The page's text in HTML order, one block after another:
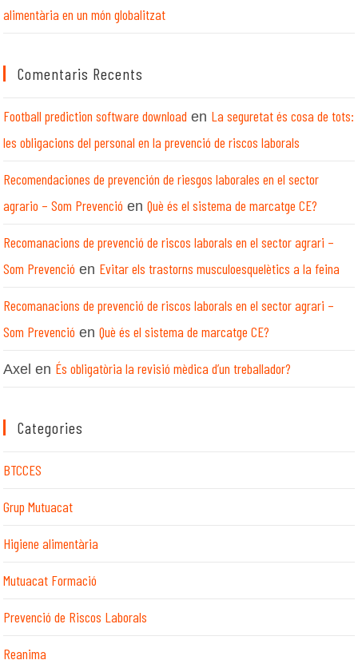
alimentària en un món globalitzat
Comentaris Recents
Football prediction software download en La seguretat és cosa de tots:
les obligacions del personal en la prevenció de riscos laborals
Recomendaciones de prevención de riesgos laborales en el sector
agrario – Som Prevenció enQuè és el sistema de marcatge CE?
Recomanacions de prevenció de riscos laborals en el sector agrari –
Som Prevenció en Evitar els trastorns musculoesquelètics a la feina
Recomanacions de prevenció de riscos laborals en el sector agrari –
Som Prevenció enQuè és el sistema de marcatge CE?
Axel en És obligatòria la revisió mèdica d’un treballador?
Categories
BTCCES
Grup Mutuacat
Higiene alimentària
Mutuacat Formació
Prevenció de Riscos Laborals
Reanima